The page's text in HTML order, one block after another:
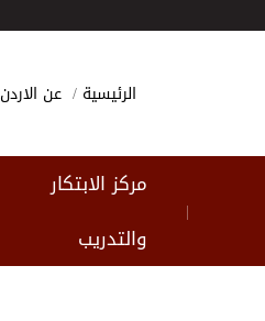
الرئيسية عن الاردن
|
مركز الابتكار
والتدريب